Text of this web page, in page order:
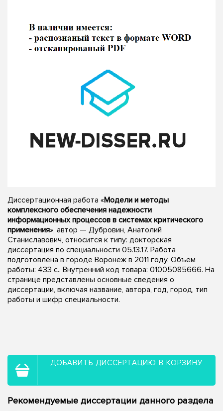
Диссертационная работа «Модели и методы
комплексного обеспечения надежности
информационных процессов в системах критического
применения», автор — Дубровин, Анатолий
Станиславович, относится к типу: докторская
диссертация по специальности 05.13.17. Работа
подготовлена в городе Воронеж в 2011 году. Объем
работы: 433 с.. Внутренний код товара: 01005085666. На
странице представлены основные сведения о
диссертации, включая название, автора, год, город, тип
работы и шифр специальности.
ДОБАВИТЬ ДИССЕРТАЦИЮ В КОРЗИНУ
Рекомендуемые диссертации данного раздела